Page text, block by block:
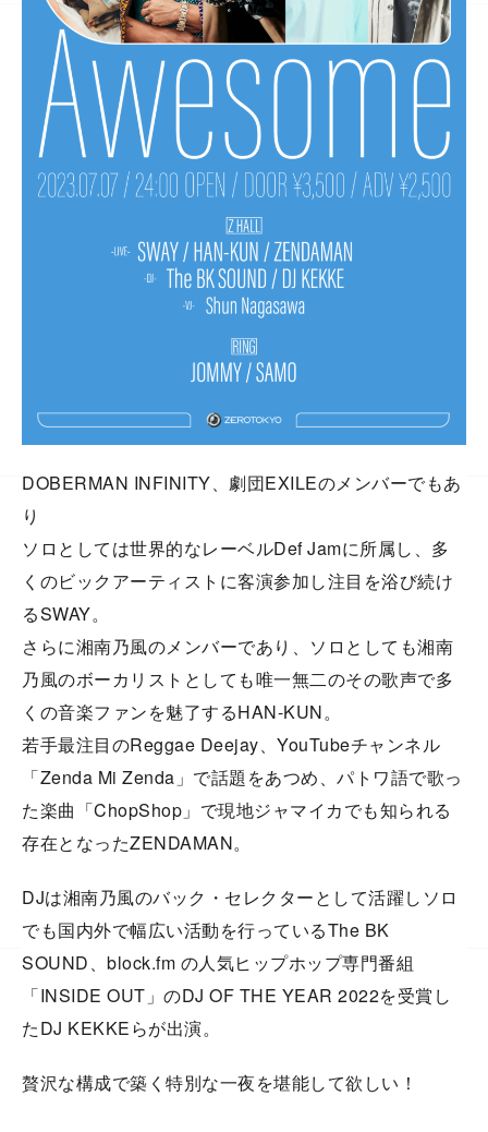
DOBERMAN INFINITY、劇団EXILEのメンバーでもあ
り
ソロとしては世界的なレーベルDef Jamに所属し、多
くのビックアーティストに客演参加し注目を浴び続け
るSWAY。
さらに湘南乃風のメンバーであり、ソロとしても湘南
乃風のボーカリストとしても唯一無二のその歌声で多
くの音楽ファンを魅了するHAN-KUN。
若手最注目のReggae Deejay、YouTubeチャンネル
「Zenda Mi Zenda」で話題をあつめ、パトワ語で歌っ
た楽曲「ChopShop」で現地ジャマイカでも知られる
存在となったZENDAMAN。
DJは湘南乃風のバック・セレクターとして活躍しソロ
でも国内外で幅広い活動を行っているThe BK
SOUND、block.fm の人気ヒップホップ専門番組
「INSIDE OUT」のDJ OF THE YEAR 2022を受賞し
たDJ KEKKEらが出演。
贅沢な構成で築く特別な一夜を堪能して欲しい！